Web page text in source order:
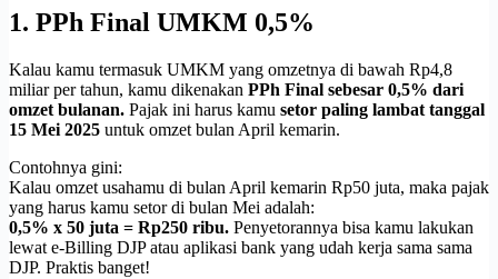
1. PPh Final UMKM 0,5%
Kalau kamu termasuk UMKM yang omzetnya di bawah Rp4,8
miliar per tahun, kamu dikenakan PPh Final sebesar 0,5% dari
omzet bulanan. Pajak ini harus kamu setor paling lambat tanggal
15 Mei 2025 untuk omzet bulan April kemarin.
Contohnya gini:
Kalau omzet usahamu di bulan April kemarin Rp50 juta, maka pajak
yang harus kamu setor di bulan Mei adalah:
0,5% x 50 juta = Rp250 ribu. Penyetorannya bisa kamu lakukan
lewat e-Billing DJP atau aplikasi bank yang udah kerja sama sama
DJP. Praktis banget!